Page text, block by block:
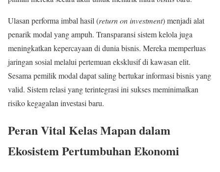
Ulasan performa imbal hasil (return on investment) menjadi alat
penarik modal yang ampuh. Transparansi sistem kelola juga
meningkatkan kepercayaan di dunia bisnis. Mereka memperluas
jaringan sosial melalui pertemuan eksklusif di kawasan elit.
Sesama pemilik modal dapat saling bertukar informasi bisnis yang
valid. Sistem relasi yang terintegrasi ini sukses meminimalkan
risiko kegagalan investasi baru.
Peran Vital Kelas Mapan dalam
Ekosistem Pertumbuhan Ekonomi